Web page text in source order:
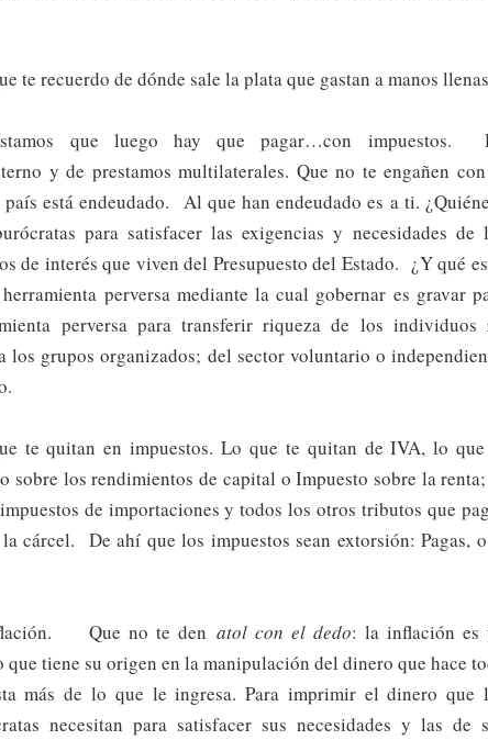
te recuerdo de dónde sale la plata que gastan a manos
que luego hay que pagar…con impuestos.
y de prestamos multilaterales. Que no te engañen
está endeudado. Al que han endeudado es a ti.
para satisfacer las exigencias y necesidades de
de interés que viven del Presupuesto del Estado. ¿Y qué
perversa mediante la cual gobernar es gravar
perversa para transferir riqueza de los individuos
los grupos organizados; del sector voluntario o
te quitan en impuestos. Lo que te quitan de IVA, lo
sobre los rendimientos de capital o Impuesto sobre la
de importaciones y todos los otros tributos que
cárcel. De ahí que los impuestos sean extorsión: Pagas,
Que no te den atol con el dedo: la inflación es
que tiene su origen en la manipulación del dinero que hace
más de lo que le ingresa. Para imprimir el dinero que
necesitan para satisfacer sus necesidades y las de